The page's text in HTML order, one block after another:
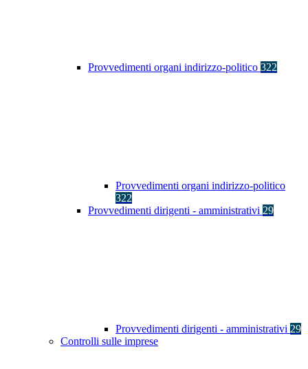
Provvedimenti organi indirizzo-politico 322
Provvedimenti organi indirizzo-politico
322
Provvedimenti dirigenti - amministrativi 29
Provvedimenti dirigenti - amministrativi 29
Controlli sulle imprese